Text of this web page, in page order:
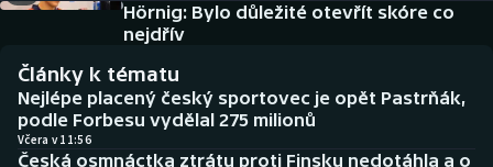
Baseball a softbal
Basketbal
Biatlon
Historické návraty
Aplikace ČT sport
Hörnig: Bylo důležité otevřít skóre co
nejdřív
Články k tématu
Nejlépe placený český sportovec je opět Pastrňák,
podle Forbesu vydělal 275 milionů
Včera v 11:56
Česká osmnáctka ztrátu proti Finsku nedotáhla a o